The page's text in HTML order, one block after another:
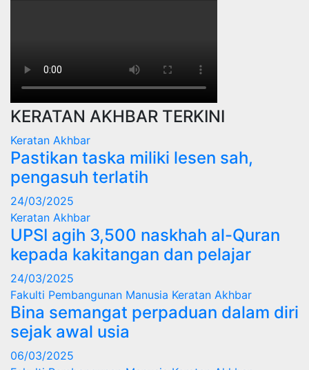
KERATAN AKHBAR TERKINI
Keratan Akhbar
Pastikan taska miliki lesen sah,
pengasuh terlatih
24/03/2025
Keratan Akhbar
UPSI agih 3,500 naskhah al-Quran
kepada kakitangan dan pelajar
24/03/2025
Fakulti Pembangunan Manusia Keratan Akhbar
Bina semangat perpaduan dalam diri
sejak awal usia
06/03/2025